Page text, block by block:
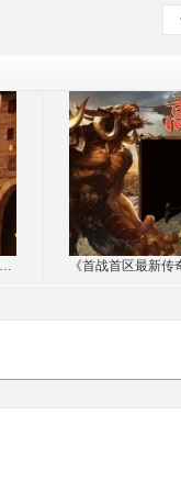
当前位置： 18183首页 > 传奇频道 > 传奇